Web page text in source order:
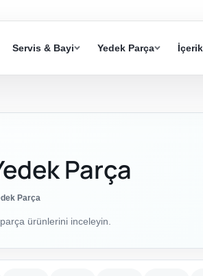
Servis & Bayi Yedek Parça
Parça
Parça
ürünlerini inceleyin.